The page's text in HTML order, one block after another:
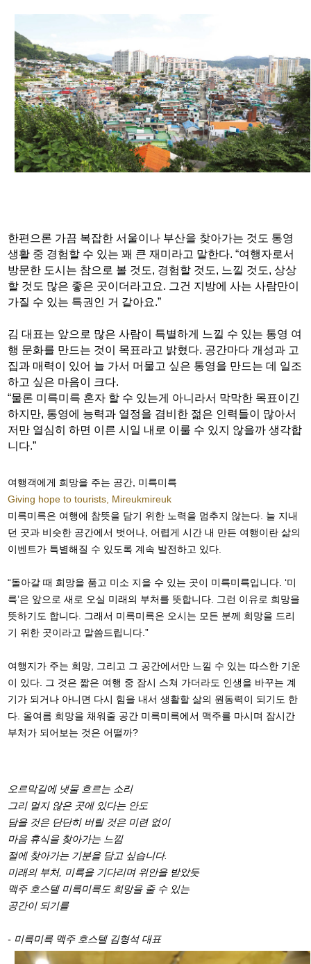
한편으론 가끔 복잡한 서울이나 부산을 찾아가는 것도 통영
생활 중 경험할 수 있는 꽤 큰 재미라고 말한다. “여행자로서
방문한 도시는 참으로 볼 것도, 경험할 것도, 느낄 것도, 상상
할 것도 많은 좋은 곳이더라고요. 그건 지방에 사는 사람만이
가질 수 있는 특권인 거 같아요.”
김 대표는 앞으로 많은 사람이 특별하게 느낄 수 있는 통영 여
행 문화를 만드는 것이 목표라고 밝혔다. 공간마다 개성과 고
집과 매력이 있어 늘 가서 머물고 싶은 통영을 만드는 데 일조
하고 싶은 마음이 크다.
“물론 미륵미륵 혼자 할 수 있는게 아니라서 막막한 목표이긴
하지만, 통영에 능력과 열정을 겸비한 젊은 인력들이 많아서
저만 열심히 하면 이른 시일 내로 이룰 수 있지 않을까 생각합
니다.”
여행객에게 희망을 주는 공간, 미륵미륵
Giving hope to tourists, Mireukmireuk
미륵미륵은 여행에 참뜻을 담기 위한 노력을 멈추지 않는다. 늘 지내
던 곳과 비슷한 공간에서 벗어나, 어렵게 시간 내 만든 여행이란 삶의
이벤트가 특별해질 수 있도록 계속 발전하고 있다.
“돌아갈 때 희망을 품고 미소 지을 수 있는 곳이 미륵미륵입니다. ‘미
륵’은 앞으로 새로 오실 미래의 부처를 뜻합니다. 그런 이유로 희망을
뜻하기도 합니다. 그래서 미륵미륵은 오시는 모든 분께 희망을 드리
기 위한 곳이라고 말씀드립니다.”
여행지가 주는 희망, 그리고 그 공간에서만 느낄 수 있는 따스한 기운
이 있다. 그 것은 짧은 여행 중 잠시 스쳐 가더라도 인생을 바꾸는 계
기가 되거나 아니면 다시 힘을 내서 생활할 삶의 원동력이 되기도 한
다. 올여름 희망을 채워줄 공간 미륵미륵에서 맥주를 마시며 잠시간
부처가 되어보는 것은 어떨까?
오르막길에 냇물 흐르는 소리
그리 멀지 않은 곳에 있다는 안도
담을 것은 단단히 버릴 것은 미련 없이
마음 휴식을 찾아가는 느낌
절에 찾아가는 기분을 담고 싶습니다.
미래의 부처, 미륵을 기다리며 위안을 받았듯
맥주 호스텔 미륵미륵도 희망을 줄 수 있는
공간이 되기를
- 미륵미륵 맥주 호스텔 김형석 대표